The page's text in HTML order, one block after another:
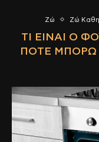
Ζώ Ζώ
ΤΙ ΕΊΝΑΙ Ο
ΠΌΤΕ ΜΠΟΡΏ